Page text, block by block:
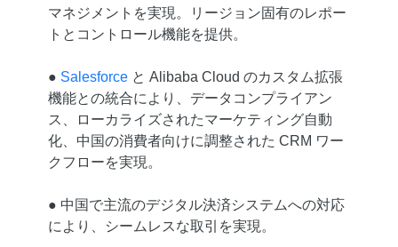
マネジメントを実現。リージョン固有のレポー
トとコントロール機能を提供。
● Salesforceと Alibaba Cloud のカスタム拡張
機能との統合により、データコンプライアン
ス、ローカライズされたマーケティング自動
化、中国の消費者向けに調整された CRM ワー
クフローを実現。
● 中国で主流のデジタル決済システムへの対応
により、シームレスな取引を実現。